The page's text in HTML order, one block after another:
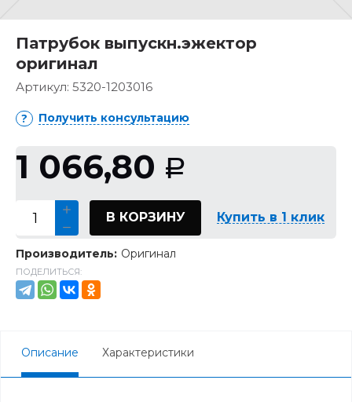
Патрубок выпускн.эжектор
оригинал
Артикул: 5320-1203016
Получить консультацию
1 066,80 Р
В КОРЗИНУ Купить в 1 клик
Производитель: Оригинал
ПОДЕЛИТЬСЯ:
Описание Характеристики